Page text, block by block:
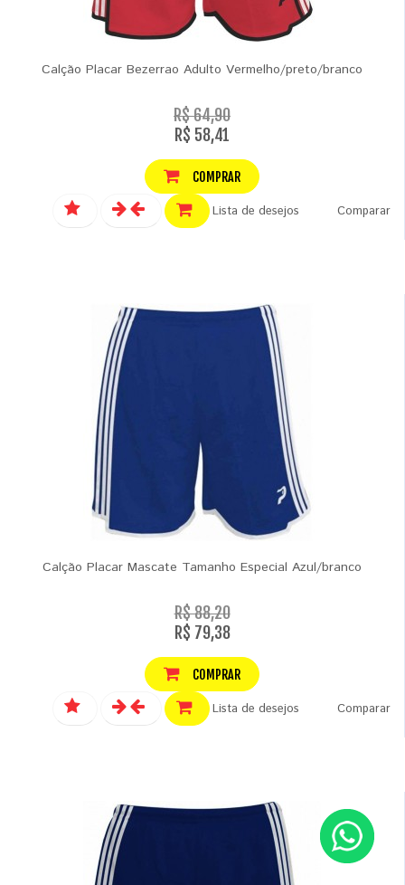
Calção Placar Bezerrao Adulto Vermelho/preto/branco
R$ 64,90
R$ 58,41
COMPRAR
Lista de desejos Comparar
Calção Placar Mascate Tamanho Especial Azul/branco
R$ 88,20
R$ 79,38
COMPRAR
Lista de desejos Comparar